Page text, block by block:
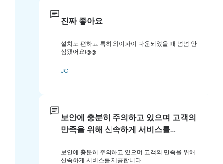
진짜 좋아요
설치도 편하고 특히 와이파이 다운되었을 때 넘넘 안
심됐어요!@@
JC
보안에 충분히 주의하고 있으며 고객의
만족을 위해 신속하게 서비스를…
보안에 충분히 주의하고 있으며 고객의 만족을 위해
신속하게 서비스를 제공합니다.